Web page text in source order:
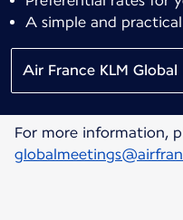
A simple and
Air France KLM
For more information,